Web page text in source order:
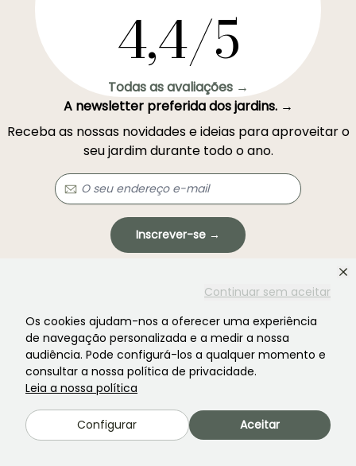
Continuar sem aceitar
Os cookies ajudam-nos a oferecer uma experiência
de navegação personalizada e a medir a nossa
audiência. Pode configurá-los a qualquer momento e
consultar a nossa política de privacidade.
Leia a nossa política
Configurar Aceitar
4,4/5
Todas as avaliações →
A newsletter preferida dos jardins. →
Receba as nossas novidades e ideias para aproveitar o
seu jardim durante todo o ano.
Inscrever-se →
Política de Privacidadedo Google.
Não encontrou o que procurava?